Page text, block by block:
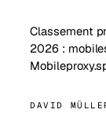
Classement
2026 :
DAVID